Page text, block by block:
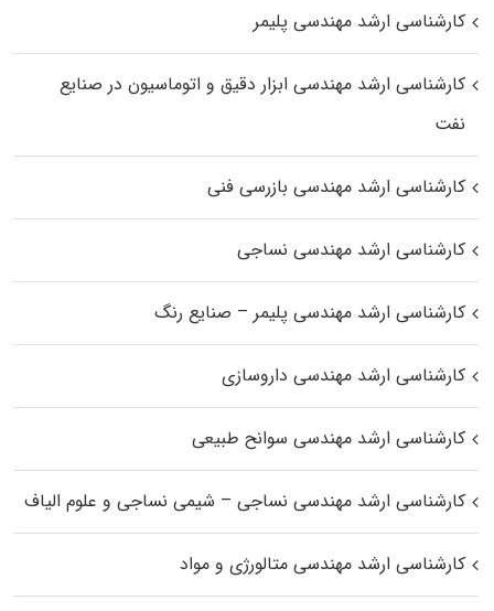
کارشناسی ارشد مهندسی پلیمر
کارشناسی ارشد مهندسی ابزار دقیق و اتوماسیون در صنایع
نفت
کارشناسی ارشد مهندسی بازرسی فنی
کارشناسی ارشد مهندسی نساجی
کارشناسی ارشد مهندسی پلیمر – صنایع رنگ
کارشناسی ارشد مهندسی داروسازی
کارشناسی ارشد مهندسی سوانح طبیعی
کارشناسی ارشد مهندسی نساجی – شیمی نساجی و علوم الیاف
کارشناسی ارشد مهندسی متالورژی و مواد